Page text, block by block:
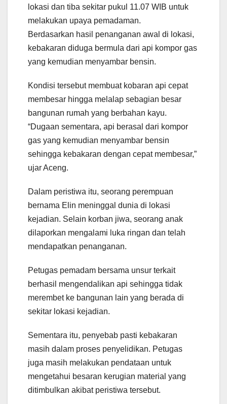
lokasi dan tiba sekitar pukul 11.07 WIB untuk
melakukan upaya pemadaman.
Berdasarkan hasil penanganan awal di lokasi,
kebakaran diduga bermula dari api kompor gas
yang kemudian menyambar bensin.
Kondisi tersebut membuat kobaran api cepat
membesar hingga melalap sebagian besar
bangunan rumah yang berbahan kayu.
“Dugaan sementara, api berasal dari kompor
gas yang kemudian menyambar bensin
sehingga kebakaran dengan cepat membesar,”
ujar Aceng.
Dalam peristiwa itu, seorang perempuan
bernama Elin meninggal dunia di lokasi
kejadian. Selain korban jiwa, seorang anak
dilaporkan mengalami luka ringan dan telah
mendapatkan penanganan.
Petugas pemadam bersama unsur terkait
berhasil mengendalikan api sehingga tidak
merembet ke bangunan lain yang berada di
sekitar lokasi kejadian.
Sementara itu, penyebab pasti kebakaran
masih dalam proses penyelidikan. Petugas
juga masih melakukan pendataan untuk
mengetahui besaran kerugian material yang
ditimbulkan akibat peristiwa tersebut.